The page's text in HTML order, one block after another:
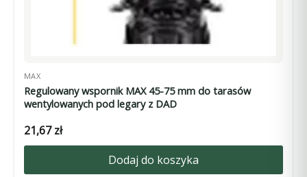
MAX
Regulowany wspornik MAX 45-75 mm do tarasów
wentylowanych pod legary z DAD
21,67zł
Dodaj do koszyka